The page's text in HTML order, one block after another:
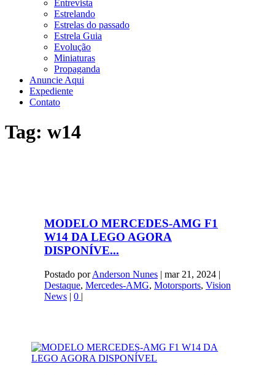
Entrevista
Estrelando
Estrelas do passado
Estrela Guia
Evolução
Miniaturas
Propaganda
Anuncie Aqui
Expediente
Contato
Tag: w14
MODELO MERCEDES-AMG F1
W14 DA LEGO AGORA
DISPONÍVE...
Postado porAnderson Nunes| mar 21, 2024|
Destaque, Mercedes-AMG, Motorsports, Vision
News| 0 |